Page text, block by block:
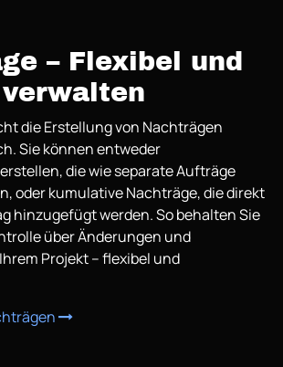
– Flexibel und
die Erstellung von Nachträgen
Sie können entweder
die wie separate Aufträge
oder kumulative Nachträge, die direkt
hinzugefügt werden. So behalten Sie
über Änderungen und
Projekt – flexibel und